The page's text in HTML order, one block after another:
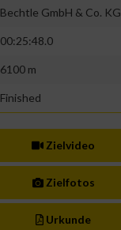
Bechtle GmbH & Co. KG
00:25:48.0
6100 m
Finished
Zielvideo
Zielfotos
Urkunde